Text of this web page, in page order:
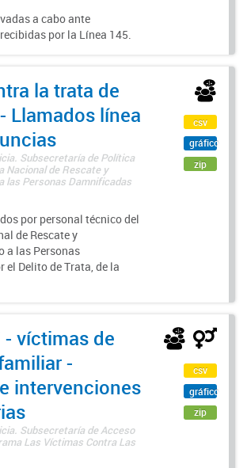
a cabo ante
por la Línea 145.
la trata de
Llamados línea
Subsecretaría de Política
Nacional de Rescate y
las Personas Damnificadas
por personal técnico del
de Rescate y
a las Personas
el Delito de Trata, de la
csv
gráfico
zip
víctimas de
-
intervenciones
Subsecretaría de Acceso
Las Víctimas Contra Las
csv
gráfico
zip